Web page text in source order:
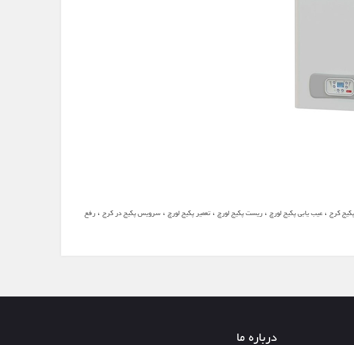
کرج ،عیب یابی پکیج لورچ ،ریست پکیج لورچ ،تعمیر پکیج لورچ ،سرویس پکیج در کرج ،رفع
درباره ما